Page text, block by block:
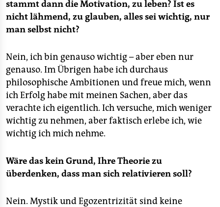
stammt dann die Motivation, zu leben? Ist es
nicht lähmend, zu glauben, alles sei wichtig, nur
man selbst nicht?
Nein, ich bin genauso wichtig – aber eben nur
genauso. Im Übrigen habe ich durchaus
philosophische Ambitionen und freue mich, wenn
ich Erfolg habe mit meinen Sachen, aber das
verachte ich eigentlich. Ich versuche, mich weniger
wichtig zu nehmen, aber faktisch erlebe ich, wie
wichtig ich mich nehme.
Wäre das kein Grund, Ihre Theorie zu
überdenken, dass man sich relativieren soll?
Nein. Mystik und Egozentrizität sind keine